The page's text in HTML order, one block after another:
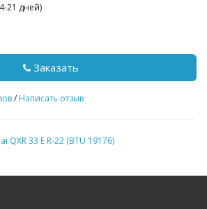
21 дней)
Заказать
/ Написать отзыв
QXR 33 E R-22 (BTU 19176)